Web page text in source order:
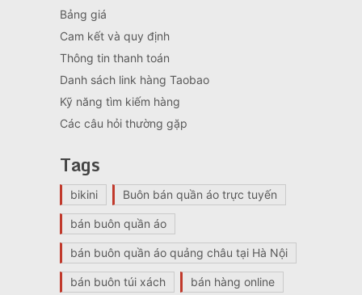
Bảng giá
Cam kết và quy định
Thông tin thanh toán
Danh sách link hàng Taobao
Kỹ năng tìm kiếm hàng
Các câu hỏi thường gặp
Tags
bikini Buôn bán quần áo trực tuyến
bán buôn quần áo
bán buôn quần áo quảng châu tại Hà Nội
bán buôn túi xách bán hàng online